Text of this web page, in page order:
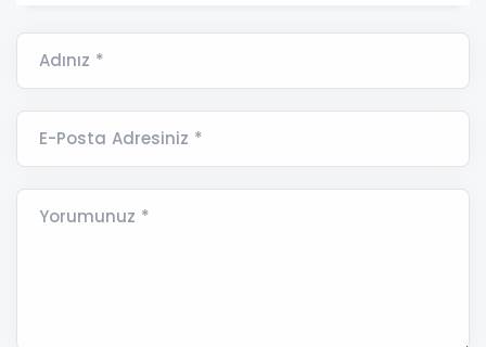
Adınız *
E-Posta Adresiniz *
Yorumunuz *